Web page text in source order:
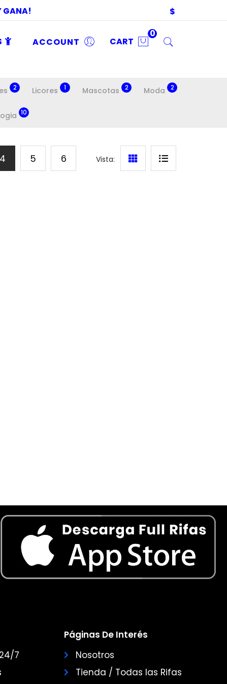
GANA! $
ACCOUNT CART
0
2 Licores 1 Mascotas 2 Moda 2
10
4 5 6 Vista:
7
Páginas De Interés
Nosotros
Tienda / Todas las Rifas